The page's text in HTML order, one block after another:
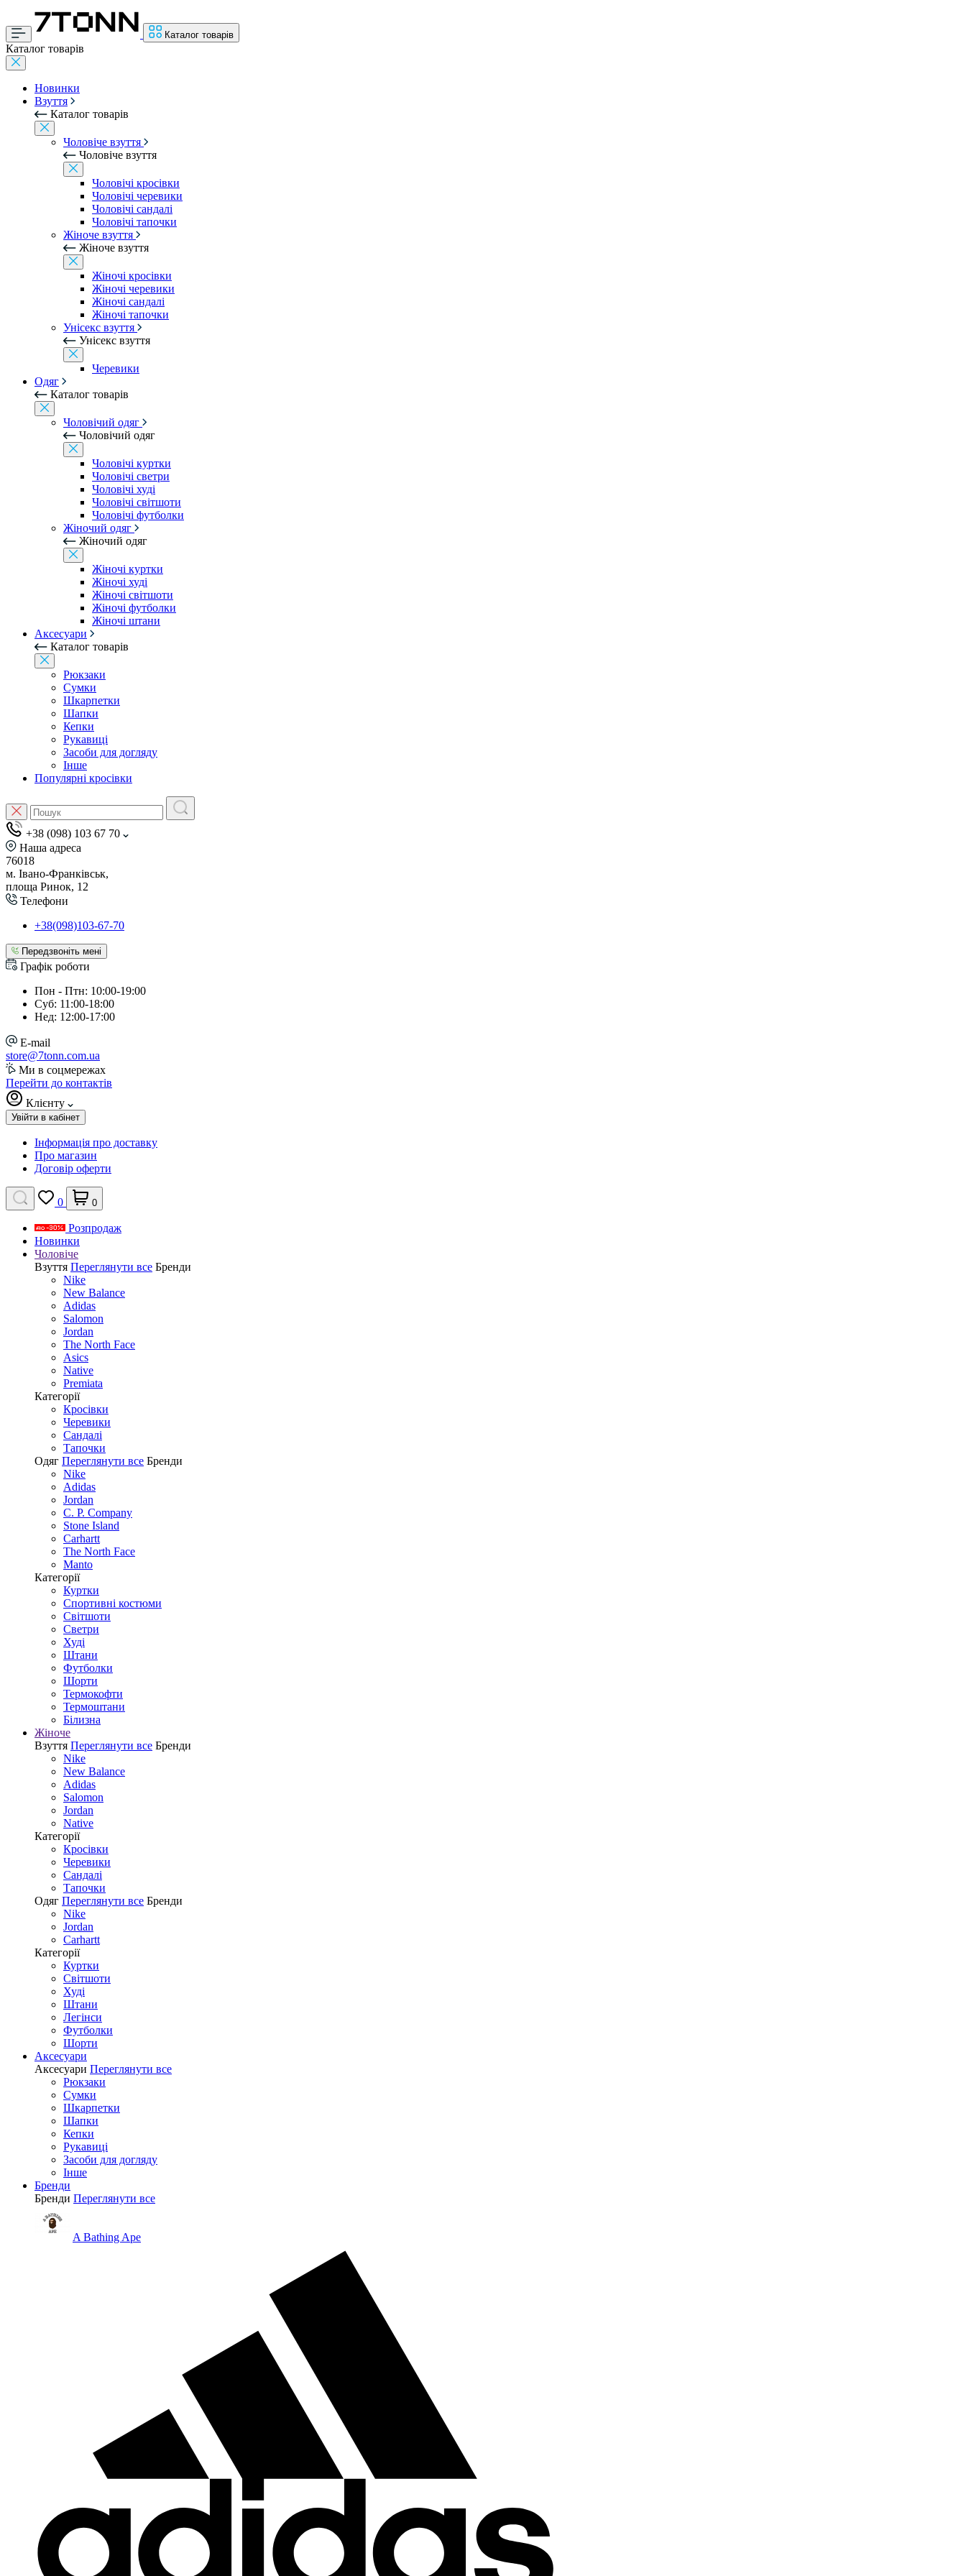
Каталог товарів
Каталог товарів
Новинки
Взуття
Каталог товарів
Чоловіче взуття
Чоловіче взуття
Чоловічі кросівки
Чоловічі черевики
Чоловічі сандалі
Чоловічі тапочки
Жіноче взуття
Жіноче взуття
Жіночі кросівки
Жіночі черевики
Жіночі сандалі
Жіночі тапочки
Унісекс взуття
Унісекс взуття
Черевики
Одяг
Каталог товарів
Чоловічий одяг
Чоловічий одяг
Чоловічі куртки
Чоловічі светри
Чоловічі худі
Чоловічі світшоти
Чоловічі футболки
Жіночий одяг
Жіночий одяг
Жіночі куртки
Жіночі худі
Жіночі світшоти
Жіночі футболки
Жіночі штани
Аксесуари
Каталог товарів
Рюкзаки
Сумки
Шкарпетки
Шапки
Кепки
Рукавиці
Засоби для догляду
Інше
Популярні кросівки
+38 (098) 103 67 70
Наша адреса
76018
м. Івано-Франківськ,
площа Ринок, 12
Телефони
+38(098)103-67-70
Передзвоніть мені
Графік роботи
Пон - Птн: 10:00-19:00
Суб: 11:00-18:00
Нед: 12:00-17:00
E-mail
store@7tonn.com.ua
Ми в соцмережах
Перейти до контактів
Клієнту
Увійти в кабінет
Інформація про доставку
Про магазин
Договір оферти
0 0
Розпродаж
Новинки
Чоловіче
Взуття Переглянути все Бренди
Nike
New Balance
Adidas
Salomon
Jordan
The North Face
Asics
Native
Premiata
Категорії
Кросівки
Черевики
Сандалі
Tапочки
Одяг Переглянути все Бренди
Nike
Adidas
Jordan
C. P. Company
Stone Island
Carhartt
The North Face
Manto
Категорії
Куртки
Спортивні костюми
Світшоти
Светри
Худі
Штани
Футболки
Шорти
Термокофти
Термоштани
Білизна
Жіноче
Взуття Переглянути все Бренди
Nike
New Balance
Adidas
Salomon
Jordan
Native
Категорії
Кросівки
Черевики
Сандалі
Tапочки
Одяг Переглянути все Бренди
Nike
Jordan
Carhartt
Категорії
Куртки
Світшоти
Худі
Штани
Легінси
Футболки
Шорти
Аксесуари
Аксесуари Переглянути все
Рюкзаки
Сумки
Шкарпетки
Шапки
Кепки
Рукавиці
Засоби для догляду
Інше
Бренди
Бренди Переглянути все
A Bathing Ape